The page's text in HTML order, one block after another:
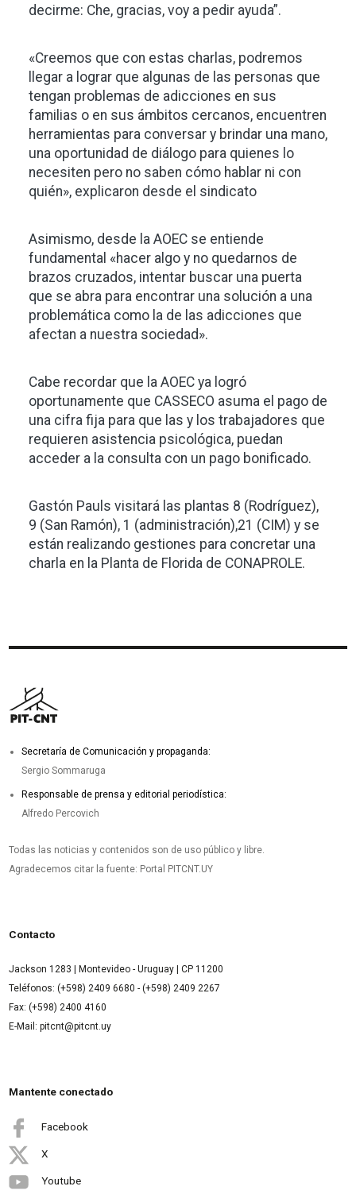
decirme: Che, gracias, voy a pedir ayuda”.
«Creemos que con estas charlas, podremos
llegar a lograr que algunas de las personas que
tengan problemas de adicciones en sus
familias o en sus ámbitos cercanos, encuentren
herramientas para conversar y brindar una mano,
una oportunidad de diálogo para quienes lo
necesiten pero no saben cómo hablar ni con
quién», explicaron desde el sindicato
Asimismo, desde la AOEC se entiende
fundamental «hacer algo y no quedarnos de
brazos cruzados, intentar buscar una puerta
que se abra para encontrar una solución a una
problemática como la de las adicciones que
afectan a nuestra sociedad».
Cabe recordar que la AOEC ya logró
oportunamente que CASSECO asuma el pago de
una cifra fija para que las y los trabajadores que
requieren asistencia psicológica, puedan
acceder a la consulta con un pago bonificado.
Gastón Pauls visitará las plantas 8 (Rodríguez),
9 (San Ramón), 1 (administración),21 (CIM) y se
están realizando gestiones para concretar una
charla en la Planta de Florida de CONAPROLE.
Secretaría de Comunicación y propaganda:
Sergio Sommaruga
Responsable de prensa y editorial periodística:
Alfredo Percovich
Todas las noticias y contenidos son de uso público y libre.
Agradecemos citar la fuente: Portal PITCNT.UY
Contacto
Jackson 1283 | Montevideo - Uruguay | CP 11200
Teléfonos: (+598) 2409 6680 - (+598) 2409 2267
Fax: (+598) 2400 4160
E-Mail: pitcnt@pitcnt.uy
Mantente conectado
Facebook
X
Youtube